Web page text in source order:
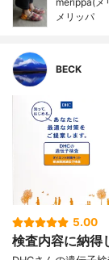
メリッパ
BECK
5.00
検査内容に納得